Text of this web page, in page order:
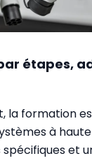
étapes,
la formation
à
et